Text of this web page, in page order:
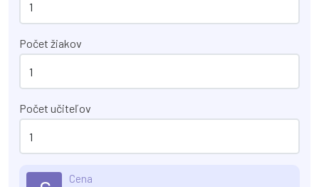
Počet žiakov
Počet učiteľov
Cena